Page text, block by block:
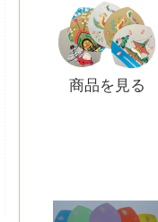
商品を見る